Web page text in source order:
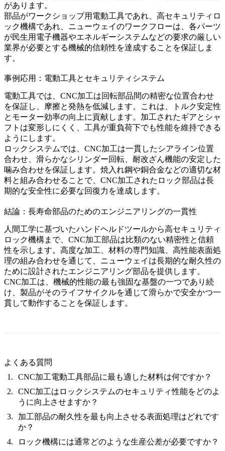
があります。
部品がワークショップ用電動工具であれ、高セキュリティロ
ック機構であれ、ニューウェイのワークフローは、各パーツ
が民生用電子機器やエネルギーシステムなどの要求の厳しい
業界が必要とする機械的信頼性を達成することを保証しま
す。
事例応用：電動工具とセキュリティシステム
電動工具では、CNC加工は回転部品間の精密な位置合わせ
を保証し、摩擦と発熱を低減します。これは、トルク安定性
とモーター効率の向上に貢献します。加工されたギアとシャ
フトは変形しにくく、工具が重負荷下でも性能を維持できる
ようにします。
ロックシステムでは、CNC加工は一貫したシアライン位置
合わせ、滑らかなシリンダー回転、耐改ざん機能の安定した
噛み合わせを保証します。焼入れ鋼や銅合金などの適切な材
料と組み合わせることで、CNC加工されたロック部品は長
期的な安全性に必要な回復力を達成します。
結論：長寿命部品のためのエンジニアリングの一貫性
人間工学に基づいたハンドヘルドツールから高セキュリティ
ロック機構まで、CNC加工部品は比類のない精密性と信頼
性を示します。高度な加工、材料の専門知識、高性能表面処
理の組み合わせを通じて、ニューウェイは長期的な耐久性の
ために設計されたエンジニアリング部品を提供します。
CNC加工は、機械的性能の最も強固な基盤の一つであり続
け、製品がそのライフサイクルを通じて滑らかで安全かつ一
貫して動作することを保証します。
よくある質問
CNC加工電動工具部品に最も適した材料は何ですか？
CNC加工はロックシステムのセキュリティ性能をどのよ
うに向上させますか？
加工部品の耐久性を最も向上させる表面処理はどれです
か？
ロック機構には通常どのような生産公差が必要ですか？